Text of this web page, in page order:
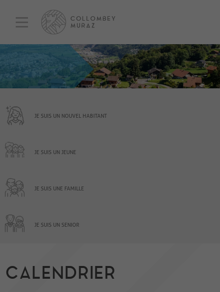
JE SUIS UN NOUVEL HABITANT
JE SUIS UN JEUNE
JE SUIS UNE FAMILLE
JE SUIS UN SENIOR
CALENDRIER